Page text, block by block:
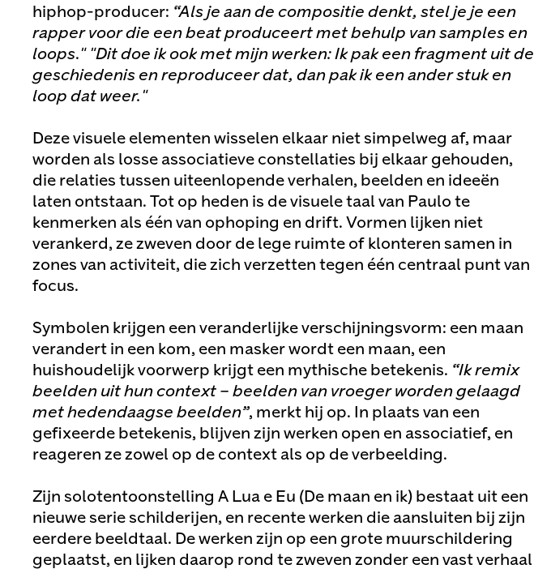
hiphop-producer: “Als je aan de compositie denkt, stel je je een
rapper voor die een beat produceert met behulp van samples en
loops." "Dit doe ik ook met mijn werken: Ik pak een fragment uit de
geschiedenis en reproduceer dat, dan pak ik een ander stuk en
loop dat weer."
Deze visuele elementen wisselen elkaar niet simpelweg af, maar
worden als losse associatieve constellaties bij elkaar gehouden,
die relaties tussen uiteenlopende verhalen, beelden en ideeën
laten ontstaan. Tot op heden is de visuele taal van Paulo te
kenmerken als één van ophoping en drift. Vormen lijken niet
verankerd, ze zweven door de lege ruimte of klonteren samen in
zones van activiteit, die zich verzetten tegen één centraal punt van
focus.
Symbolen krijgen een veranderlijke verschijningsvorm: een maan
verandert in een kom, een masker wordt een maan, een
huishoudelijk voorwerp krijgt een mythische betekenis. “Ik remix
beelden uit hun context – beelden van vroeger worden gelaagd
met hedendaagse beelden”, merkt hij op. In plaats van een
gefixeerde betekenis, blijven zijn werken open en associatief, en
reageren ze zowel op de context als op de verbeelding.
Zijn solotentoonstelling A Lua e Eu (De maan en ik) bestaat uit een
nieuwe serie schilderijen, en recente werken die aansluiten bij zijn
eerdere beeldtaal. De werken zijn op een grote muurschildering
geplaatst, en lijken daarop rond te zweven zonder een vast verhaal